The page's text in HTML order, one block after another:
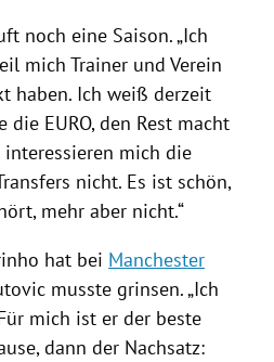
noch eine Saison. „Ich
mich Trainer und Verein
haben. Ich weiß derzeit
EURO, den Rest macht
interessieren mich die
nicht. Es ist schön,
mehr aber nicht.“
hat bei Manchester
musste grinsen. „Ich
mich ist er der beste
dann der Nachsatz: